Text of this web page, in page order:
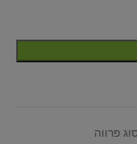
פרווה